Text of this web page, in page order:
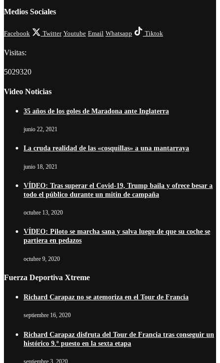
Medios Sociales
Facebook Twitter Youtube Email Whatsapp Tiktok
Visitas:
5029320
Video Noticias
35 años de los goles de Maradona ante Inglaterra
junio 22, 2021
La cruda realidad de las «cosquillas» a una mantarraya
junio 18, 2021
VÍDEO: Tras superar el Covid-19, Trump baila y ofrece besar a
todo el público durante un mitin de campaña
octubre 13, 2020
VÍDEO: Piloto se marcha sana y salva luego de que su coche se
partiera en pedazos
octubre 9, 2020
Fuerza Deportiva Xtreme
Richard Carapaz no se atemoriza en el Tour de Francia
septiembre 16, 2020
Richard Carapaz disfruta del Tour de Francia tras conseguir un
histórico 9.º puesto en la sexta etapa
septiembre 3, 2020